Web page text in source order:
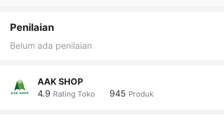
Penilaian
Belum ada penilaian
AAK SHOP
4.9 Rating Toko 945 Produk